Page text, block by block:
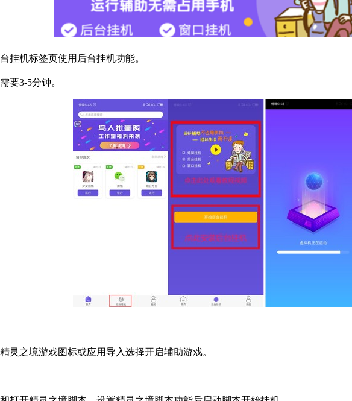
挂机标签页使用后台挂机功能。
要3-5分钟。
灵之境游戏图标或应用导入选择开启辅助游戏。